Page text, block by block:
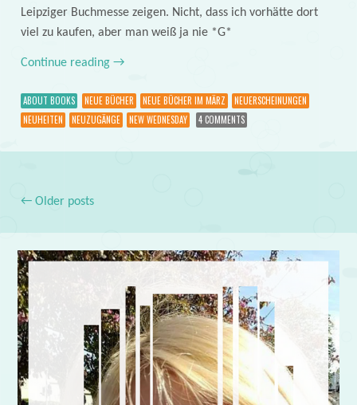
Leipziger Buchmesse zeigen. Nicht, dass ich vorhätte dort
viel zu kaufen, aber man weiß ja nie *G*
Continue reading →
ABOUT BOOKS NEUE BÜCHER NEUE BÜCHER IM MÄRZ
NEUERSCHEINUNGEN
NEUHEITEN
NEUZUGÄNGE NEW WEDNESDAY 4 COMMENTS
Post navigation
←Older posts